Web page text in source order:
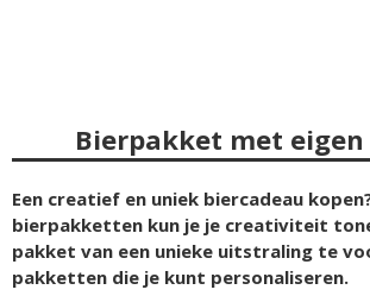
Bierpakket met eigen
Een creatief en uniek biercadeau
bierpakketten kun je je creativiteit
pakket van een unieke uitstraling te
pakketten die je kunt personaliseren.